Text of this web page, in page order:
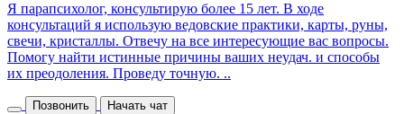
Я парапсихолог, консультирую более 15 лет. В ходе
консультаций я использую ведовские практики, карты, руны,
свечи, кристаллы. Отвечу на все интересующие вас вопросы.
Помогу найти истинные причины ваших неудач. и способы
их преодоления. Проведу точную. ..
Позвонить Начать чат